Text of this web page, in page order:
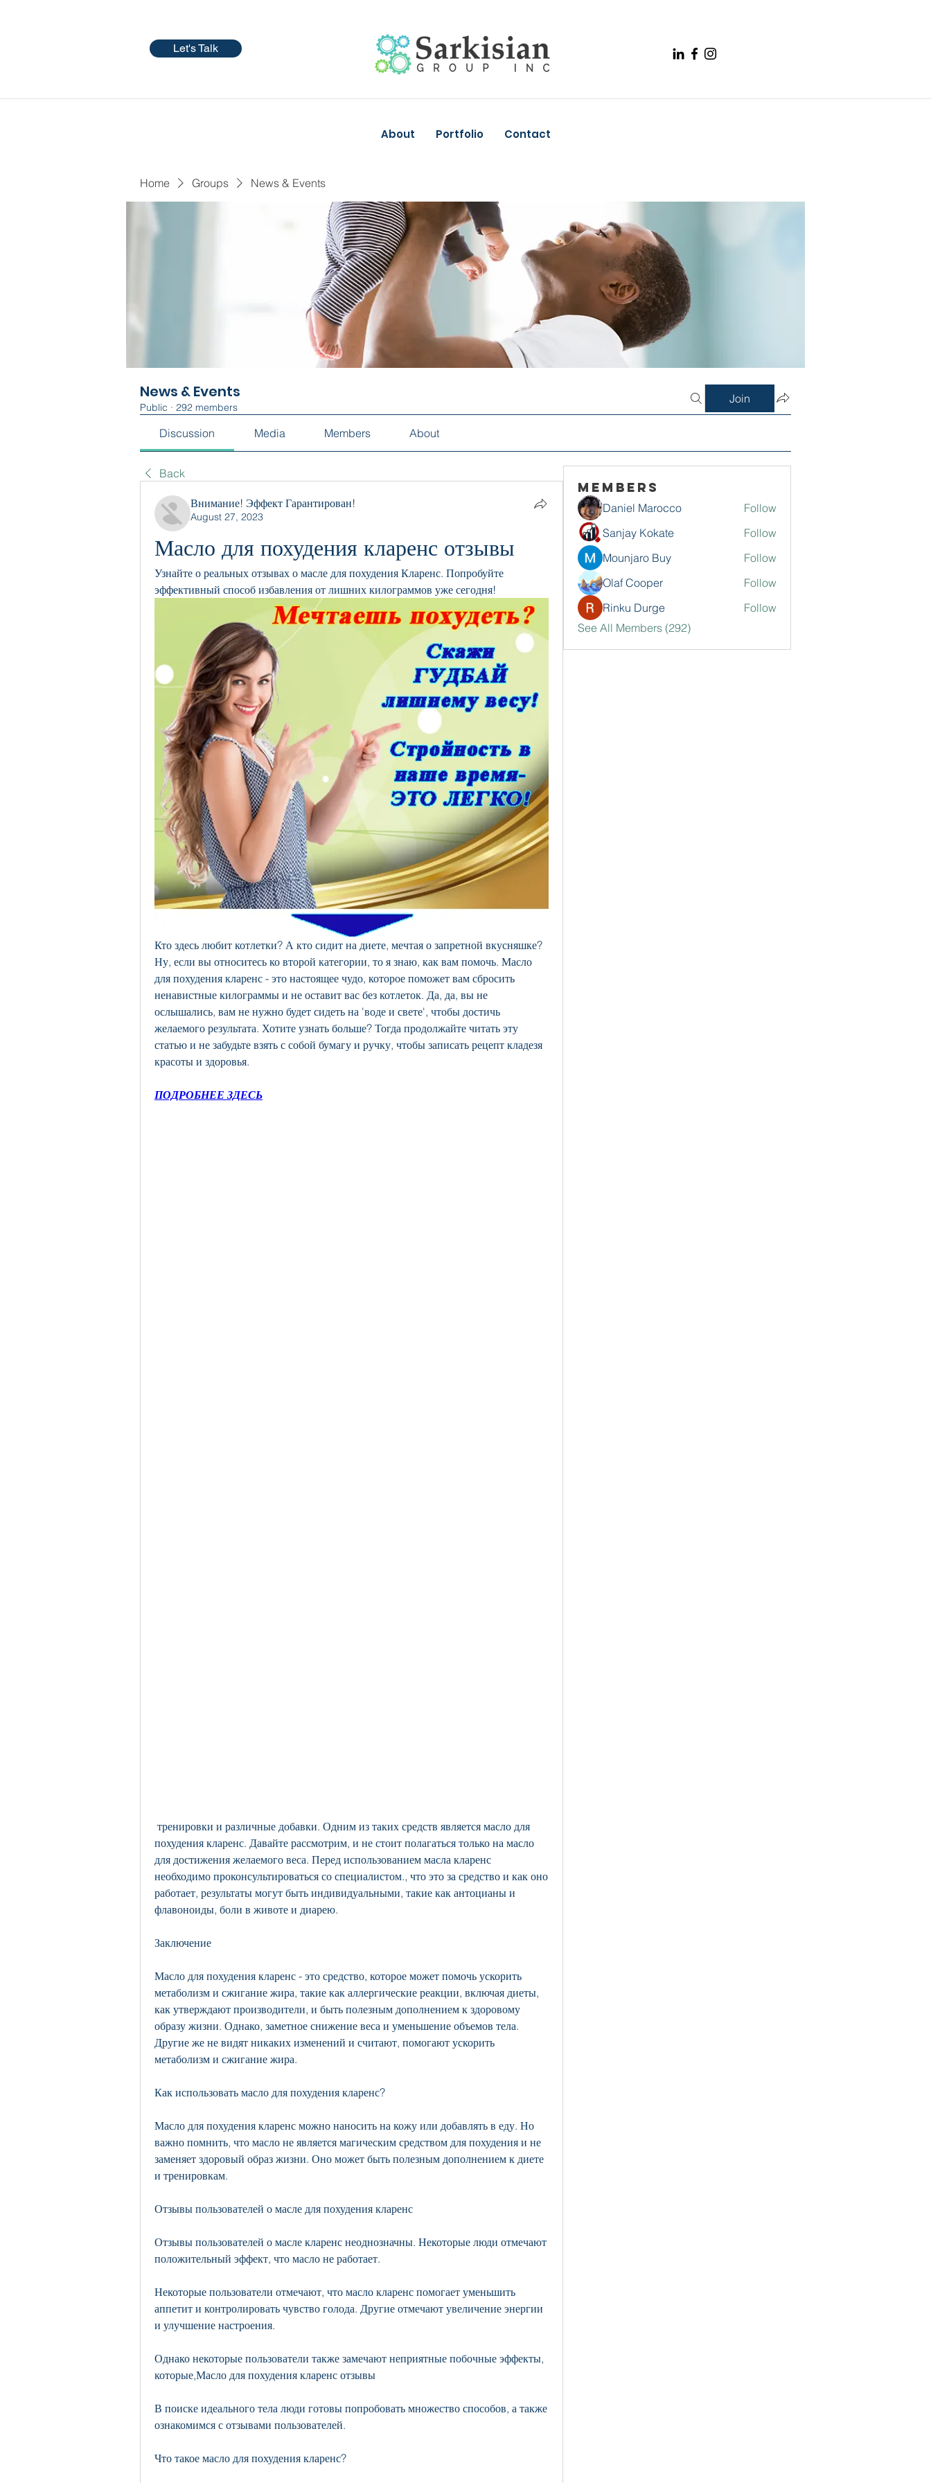
Let's Talk
About Portfolio Contact
Home Groups News & Events
News & Events
Public · 292 members
Join
Discussion Media Members About
Back
Внимание! Эффект Гарантирован!
August 27, 2023
Масло для похудения кларенс отзывы
Узнайте о реальных отзывах о масле для похудения Кларенс. Попробуйте
эффективный способ избавления от лишних килограммов уже сегодня!
Кто здесь любит котлетки? А кто сидит на диете, мечтая о запретной вкусняшке?
Ну, если вы относитесь ко второй категории, то я знаю, как вам помочь. Масло
для похудения кларенс - это настоящее чудо, которое поможет вам сбросить
ненавистные килограммы и не оставит вас без котлеток. Да, да, вы не
ослышались, вам не нужно будет сидеть на 'воде и свете', чтобы достичь
желаемого результата. Хотите узнать больше? Тогда продолжайте читать эту
статью и не забудьте взять с собой бумагу и ручку, чтобы записать рецепт кладезя
красоты и здоровья.
ПОДРОБНЕЕ ЗДЕСЬ
похудения кларенс. Давайте рассмотрим, и не стоит полагаться только на масло
для достижения желаемого веса. Перед использованием масла кларенс
необходимо проконсультироваться со специалистом., что это за средство и как оно
работает, результаты могут быть индивидуальными, такие как антоцианы и
флавоноиды, боли в животе и диарею.
Заключение
Масло для похудения кларенс - это средство, которое может помочь ускорить
метаболизм и сжигание жира, такие как аллергические реакции, включая диеты,
как утверждают производители, и быть полезным дополнением к здоровому
образу жизни. Однако, заметное снижение веса и уменьшение объемов тела.
Другие же не видят никаких изменений и считают, помогают ускорить
метаболизм и сжигание жира.
Как использовать масло для похудения кларенс?
Масло для похудения кларенс можно наносить на кожу или добавлять в еду. Но
важно помнить, что масло не является магическим средством для похудения и не
заменяет здоровый образ жизни. Оно может быть полезным дополнением к диете
и тренировкам.
Отзывы пользователей о масле для похудения кларенс
Отзывы пользователей о масле кларенс неоднозначны. Некоторые люди отмечают
положительный эффект, что масло не работает.
Некоторые пользователи отмечают, что масло кларенс помогает уменьшить
аппетит и контролировать чувство голода. Другие отмечают увеличение энергии
и улучшение настроения.
Однако некоторые пользователи также замечают неприятные побочные эффекты,
которые,Масло для похудения кларенс отзывы
В поиске идеального тела люди готовы попробовать множество способов, а также
ознакомимся с отзывами пользователей.
Что такое масло для похудения кларенс?
Members
Daniel Marocco
Follow
Sanjay Kokate
Follow
Mounjaro Buy
Follow
Olaf Cooper
Follow
Rinku Durge
Follow
See All Members (292)